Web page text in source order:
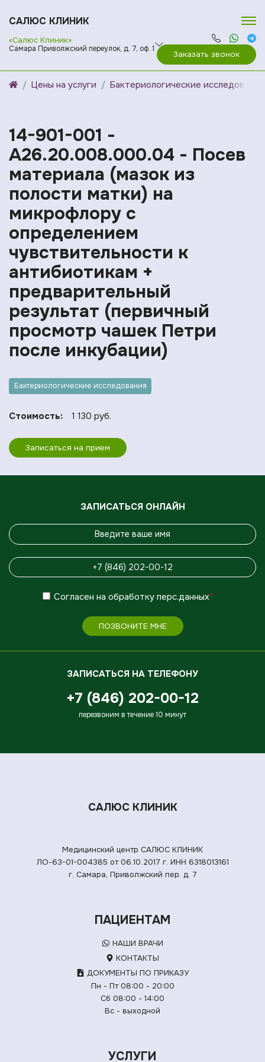
САЛЮС КЛИНИК
«Салюс Клиник»
Самара Приволжский переулок, д. 7, оф. 1
Заказать звонок
Цены на услуги Бактериологические исследования
14-901-001 -
A26.20.008.000.04 - Посев
материала (мазок из
полости матки) на
микрофлору с
определением
чувcтвительности к
антибиотикам +
предварительный
результат (первичный
просмотр чашек Петри
после инкубации)
Бактериологические исследования
Стоимость: 1 130 руб.
Записаться на прием
ЗАПИСАТЬСЯ ОНЛАЙН
Согласен на обработку перс.данных*
ПОЗВОНИТЕ МНЕ
ЗАПИСАТЬСЯ НА ТЕЛЕФОНУ
+7 (846) 202-00-12
перезвоним в течение 10 минут
САЛЮС КЛИНИК
Медицинский центр САЛЮС КЛИНИК
ЛО-63-01-004385 от 06.10.2017 г. ИНН 6318013161
г. Самара, Приволжский пер. д. 7
ПАЦИЕНТАМ
НАШИ ВРАЧИ
КОНТАКТЫ
ДОКУМЕНТЫ ПО ПРИКАЗУ
Пн - Пт 08:00 - 20:00
Сб 08:00 - 14:00
Вс - выходной
УСЛУГИ